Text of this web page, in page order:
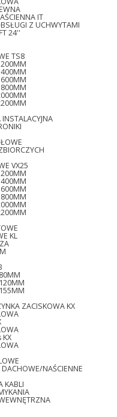
IT
Z UCHWYTAMI
24''
TS8
VX25
KL
ZACISKOWA KX
NAŚCIENNE
KABLI